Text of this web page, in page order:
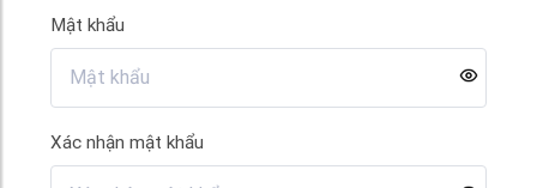
Mật khẩu
Xác nhận mật khẩu